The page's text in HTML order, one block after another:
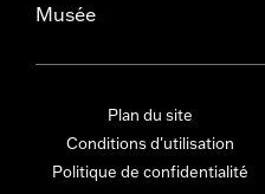
Musée
Plan du site
Conditions d'utilisation
Politique de confidentialité